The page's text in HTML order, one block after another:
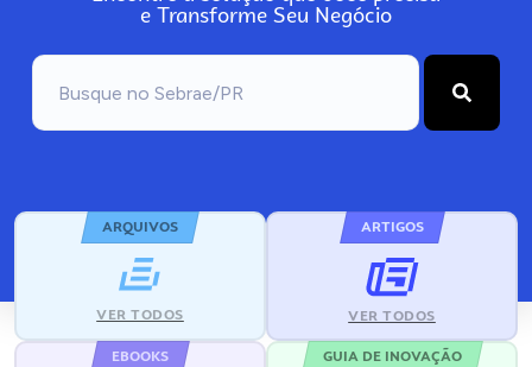
e Transforme Seu Negócio
ARQUIVOS
VER TODOS
ARTIGOS
VER TODOS
EBOOKS GUIA DE INOVAÇÃO